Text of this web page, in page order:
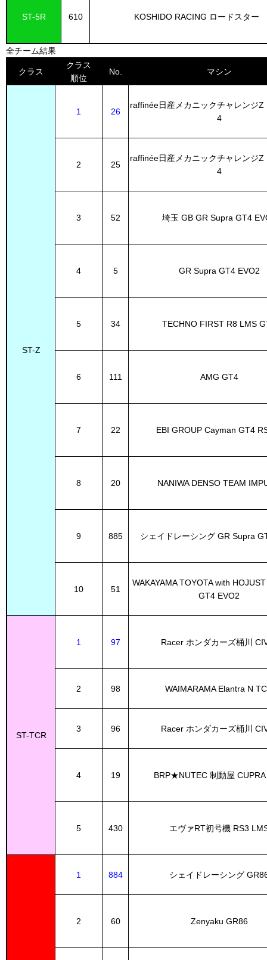
ST-5R 610 KOSHIDO RACING ロードスター
全チーム結果
クラス
クラス
順位
No. マシン
ST-Z
1 26
raffinée日産メカニックチャレンジZ
4
2 25
raffinée日産メカニックチャレンジZ
4
3 52 埼玉 GB GR Supra GT4
4 5 GR Supra GT4 EVO2
5 34 TECHNO FIRST R8 LMS
6 111 AMG GT4
7 22 EBI GROUP Cayman GT4
8 20 NANIWA DENSO TEAM
9 885 シェイドレーシング GR Supra
10 51
WAKAYAMA TOYOTA with
GT4 EVO2
ST-TCR
1 97 Racer ホンダカーズ桶川
2 98 WAIMARAMA Elantra N
3 96 Racer ホンダカーズ桶川
4 19 BRP★NUTEC 制動屋 CUPRA
5 430 エヴァRT初号機 RS3
1 884 シェイドレーシング
2 60 Zenyaku GR86